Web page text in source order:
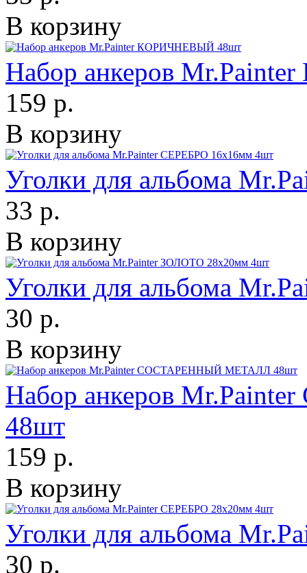
В корзину
Набор анкеров
159 р.
В корзину
Уголки для альбома
33 р.
В корзину
Уголки для альбома
30 р.
В корзину
Набор анкеров
48шт
159 р.
В корзину
Уголки для альбома
30 р.